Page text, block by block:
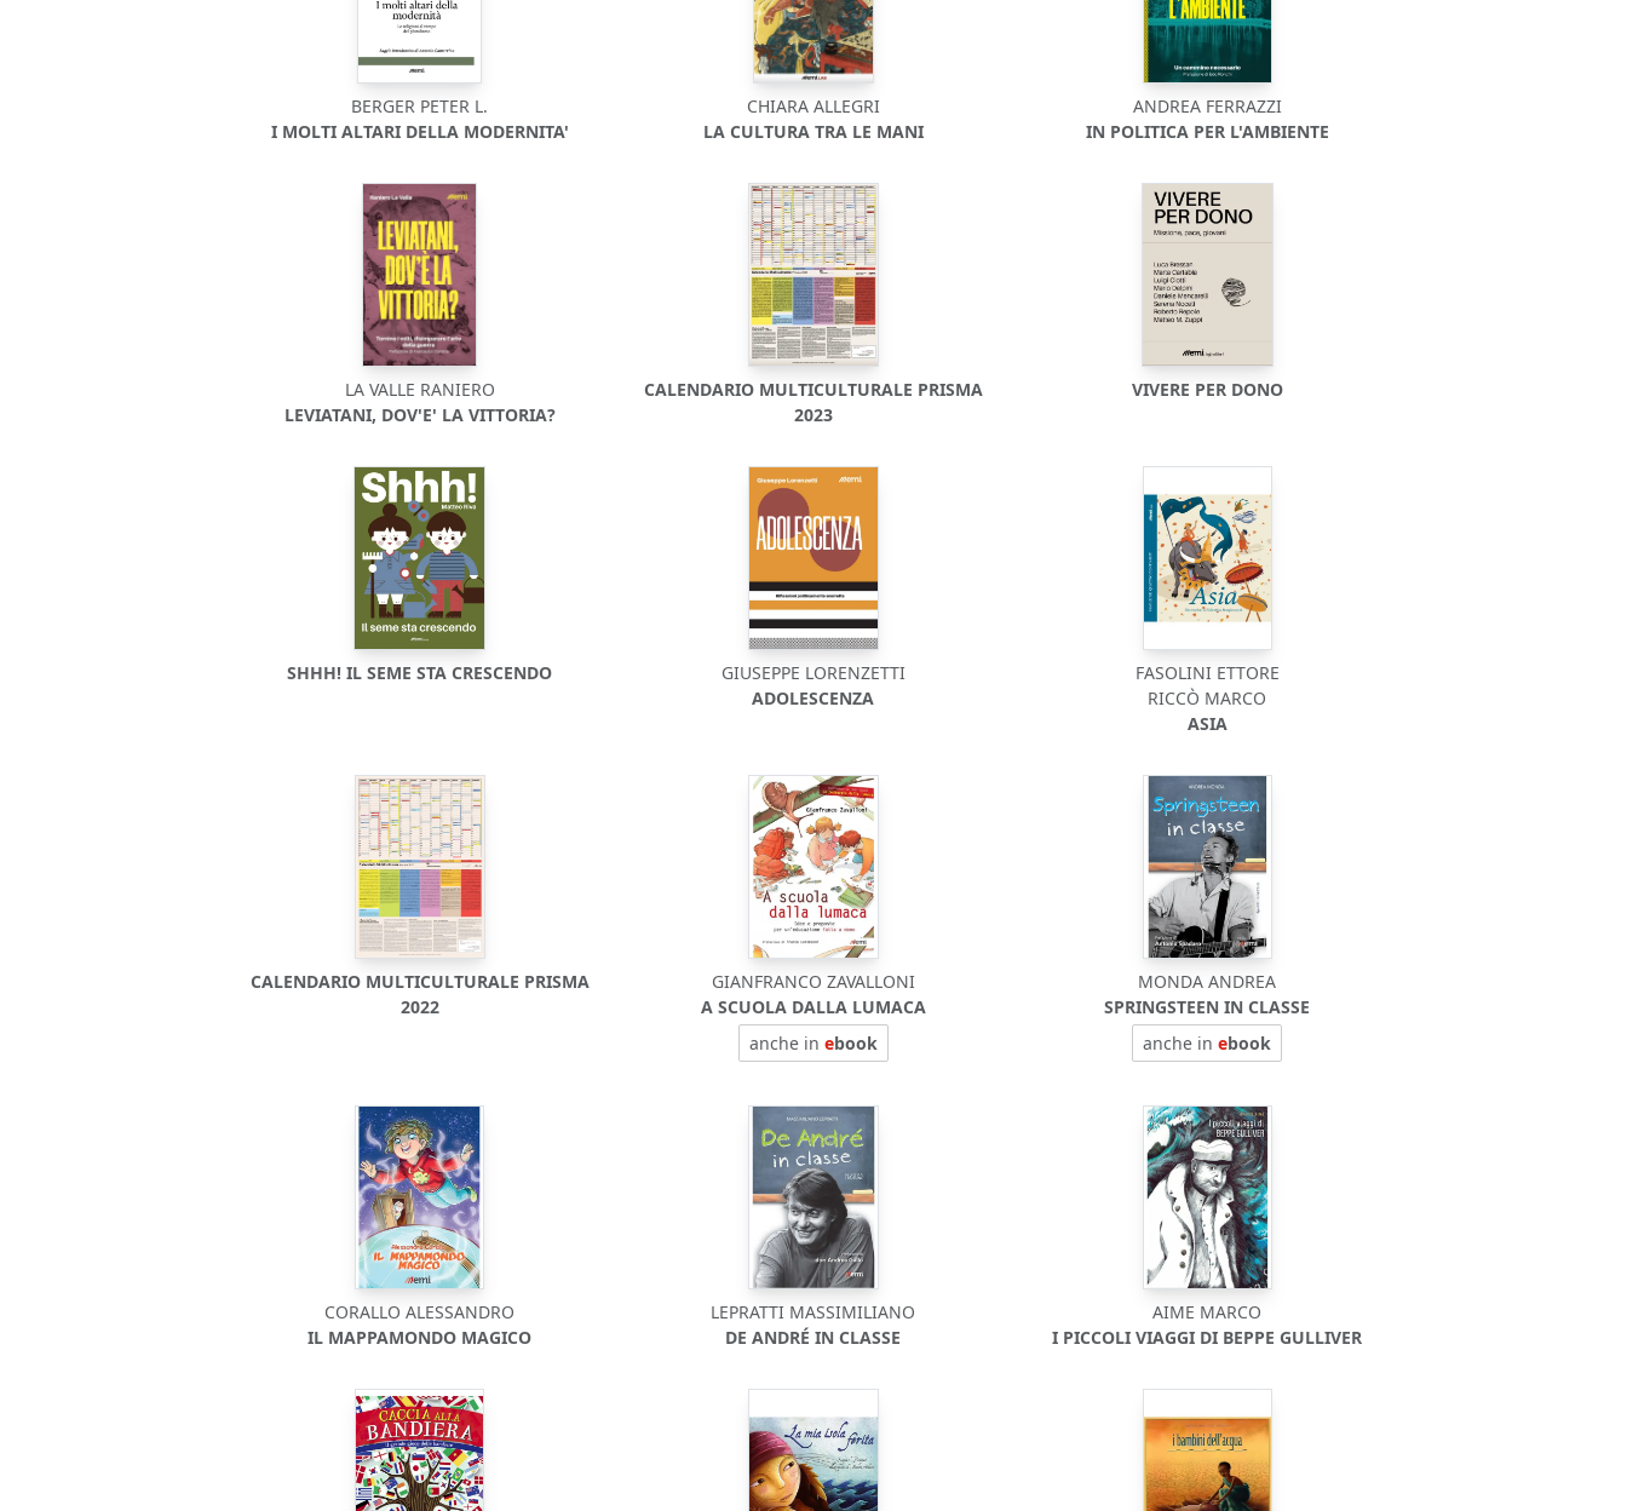
BERGER PETER L.
I MOLTI ALTARI DELLA MODERNITA'
CHIARA ALLEGRI
LA CULTURA TRA LE MANI
ANDREA FERRAZZI
IN POLITICA PER L'AMBIENTE
LA VALLE RANIERO
LEVIATANI, DOV'E' LA VITTORIA?
CALENDARIO MULTICULTURALE PRISMA
2023
VIVERE PER DONO
SHHH! IL SEME STA CRESCENDO
GIUSEPPE LORENZETTI
ADOLESCENZA
FASOLINI ETTORE
RICCÒ MARCO
ASIA
CALENDARIO MULTICULTURALE PRISMA
2022
GIANFRANCO ZAVALLONI
A SCUOLA DALLA LUMACA
anche in ebook
MONDA ANDREA
SPRINGSTEEN IN CLASSE
anche inebook
CORALLO ALESSANDRO
IL MAPPAMONDO MAGICO
LEPRATTI MASSIMILIANO
DE ANDRÉ IN CLASSE
AIME MARCO
I PICCOLI VIAGGI DI BEPPE GULLIVER